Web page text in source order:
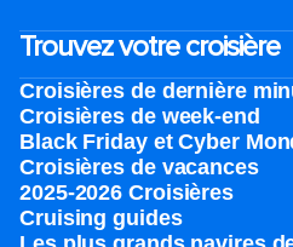
Trouvez votre croisière
Croisières de dernière
Croisières de week-end
Black Friday et Cyber
Croisières de vacances
2025-2026 Croisières
Cruising guides